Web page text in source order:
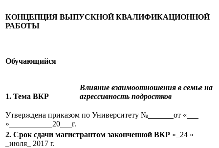
КОНЦЕПЦИЯ ВЫПУСКНОЙ КВАЛИФИКАЦИОННОЙ
РАБОТЫ
Обучающийся
1. Тема ВКР
Влияние взаимоотношения в семье на
агрессивность подростков
Утверждена приказом по Университету №
от «
»
20
г.
2. Срок сдачи магистрантом законченной ВКР «_24 »
_июля_ 2017 г.